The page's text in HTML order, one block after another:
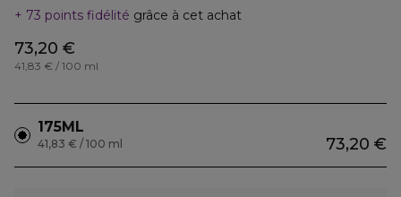
73 points fidélité grâce à cet achat
73,20 €
41,83 € / 100 ml
175ML
73,20 €
41,83 € / 100 ml